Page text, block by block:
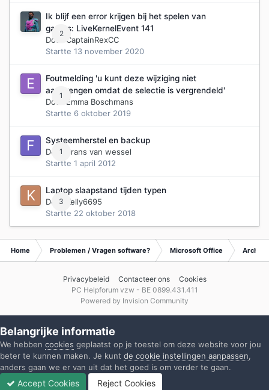
2
Ik blijf een error krijgen bij het spelen van
games: LiveKernelEvent 141
Door CaptainRexCC
Startte 13 november 2020
1
Foutmelding 'u kunt deze wijziging niet
aanbrengen omdat de selectie is vergrendeld'
Door Emma Boschmans
Startte 6 oktober 2019
1
Systeemherstel en backup
Door
Frans van wessel
Startte 1 april 2012
3
Laptop slaapstand tijden typen
Door
Kelly6695
Startte 22 oktober 2018
Home Problemen / Vragen software? Microsoft Office Archief
Privacybeleid Contacteer ons
Cookies
PC Helpforum vzw - BE 0899.431.411
Powered by Invision Community
Belangrijke informatie
We hebben cookies geplaatst op je toestel om deze website voor jou
beter te kunnen maken. Je kunt de cookie instellingen aanpassen,
anders gaan we er van uit dat het goed is om verder te gaan.
Accept Cookies Reject Cookies